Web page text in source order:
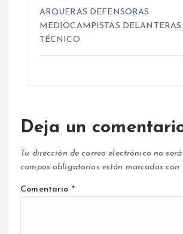
ARQUERAS DEFENSORAS
MEDIOCAMPISTAS DELANTERAS
TÉCNICO
Deja un
Tu dirección de correo electrónico no
campos obligatorios están marcados con
Comentario *